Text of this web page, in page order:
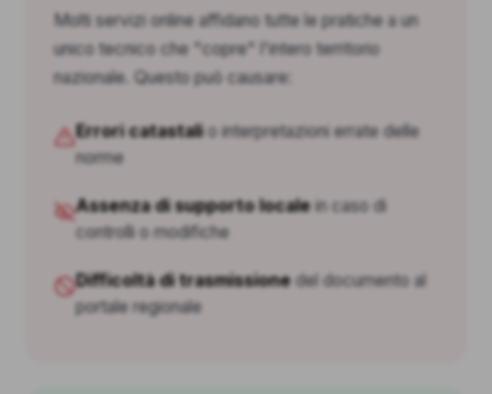
Molti servizi online affidano tutte le pratiche a un
unico tecnico che "copre" l'intero territorio
nazionale. Questo può causare:
Errori catastalio interpretazioni errate delle
norme
Assenza di supporto localein caso di
controlli o modifiche
Difficoltà di trasmissionedel documento al
portale regionale